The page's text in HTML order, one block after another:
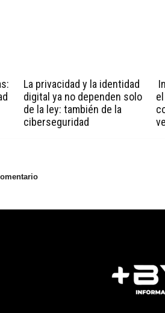
La privacidad y la identidad
digital ya no dependen solo
de la ley: también de la
ciberseguridad